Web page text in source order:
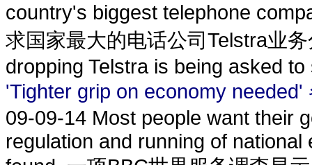
country's biggest telephone
求国家最大的电话公司Telstra业
dropping Telstra is being asked to
'Tighter grip on economy
09-09-14 Most people want their
regulation and running of